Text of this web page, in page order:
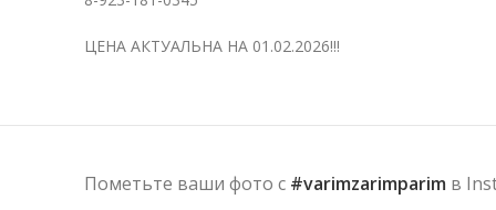
ЦЕНА АКТУАЛЬНА НА 01.02.2026!!!
Пометьте ваши фото с #varimzarimparim в